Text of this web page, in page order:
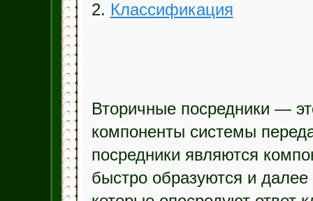
2. Классификация
Вторичные посредники —
компоненты системы
посредники являются
быстро образуются и